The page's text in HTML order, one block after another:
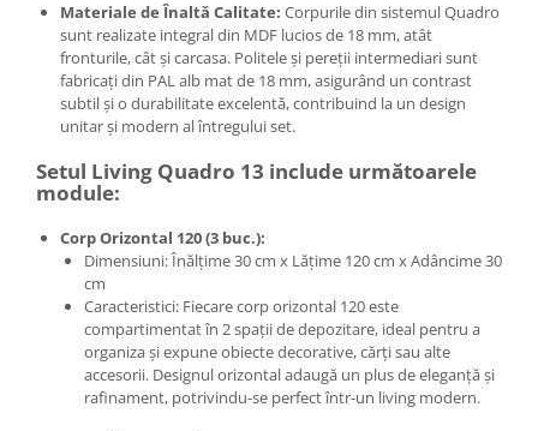
Materiale de Înaltă Calitate: Corpurile din sistemul Quadro
sunt realizate integral din MDF lucios de 18 mm, atât
fronturile, cât și carcasa. Politele și pereții intermediari sunt
fabricați din PAL alb mat de 18 mm, asigurând un contrast
subtil și o durabilitate excelentă, contribuind la un design
unitar și modern al întregului set.
Setul Living Quadro 13 include următoarele
module:
Corp Orizontal 120 (3 buc.):
Dimensiuni: Înălțime 30 cm x Lățime 120 cm x Adâncime 30
cm
Caracteristici: Fiecare corp orizontal 120 este
compartimentat în 2 spații de depozitare, ideal pentru a
organiza și expune obiecte decorative, cărți sau alte
accesorii. Designul orizontal adaugă un plus de eleganță și
rafinament, potrivindu-se perfect într-un living modern.